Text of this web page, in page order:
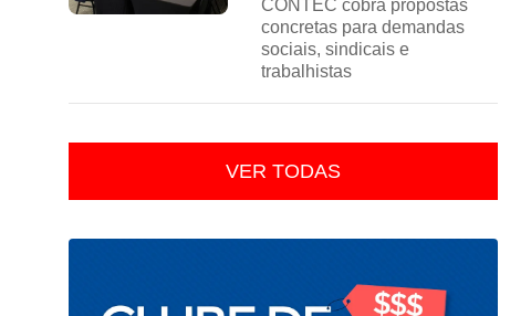
CONTEC cobra propostas
concretas para demandas
sociais, sindicais e
trabalhistas
VER TODAS